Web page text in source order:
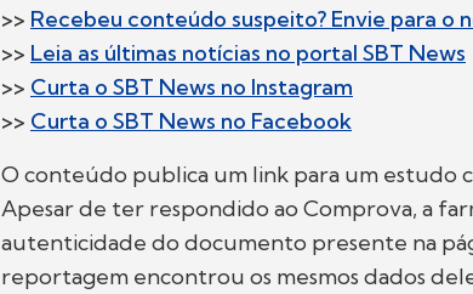
>> Recebeu conteúdo suspeito? Envie para o
>> Leia as últimas notícias no portal SBT News
>> Curta o SBT News no Instagram
>> Curta o SBT News no Facebook
O conteúdo publica um link para um estudo
Apesar de ter respondido ao Comprova, a
autenticidade do documento presente na
reportagem encontrou os mesmos dados